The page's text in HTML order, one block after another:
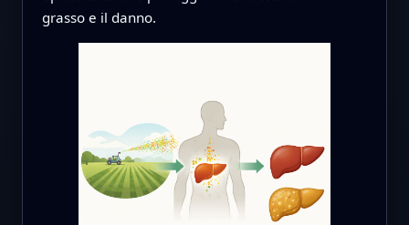
grasso e il danno.